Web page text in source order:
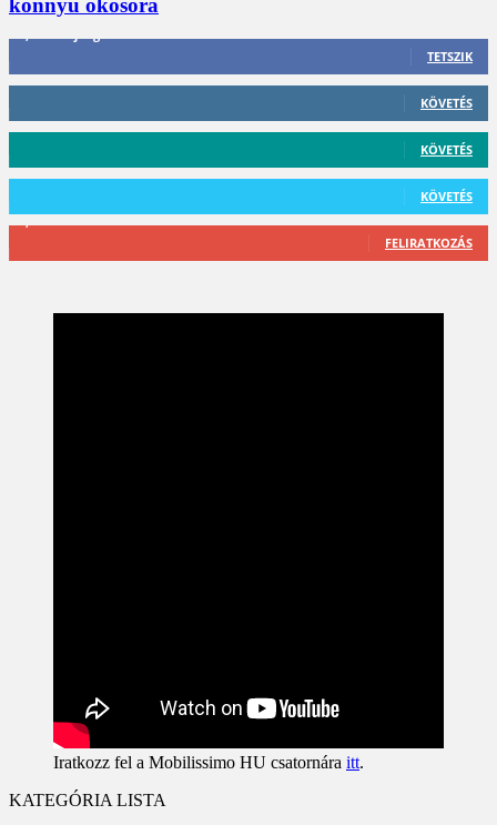
könnyű okosóra
TETSZIK
412 Követő
KÖVETÉS
59 Követő
KÖVETÉS
101 Követő
KÖVETÉS
2,589 Feliratkozó
FELIRATKOZÁS
Iratkozz fel a Mobilissimo HU csatornára itt.
KATEGÓRIA LISTA